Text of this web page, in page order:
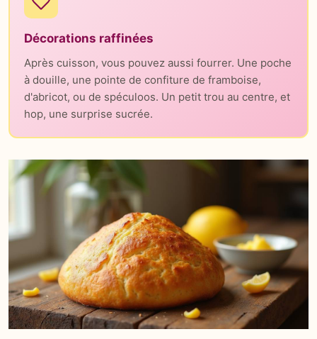
Décorations raffinées
Après cuisson, vous pouvez aussi fourrer. Une poche
à douille, une pointe de confiture de framboise,
d'abricot, ou de spéculoos. Un petit trou au centre, et
hop, une surprise sucrée.